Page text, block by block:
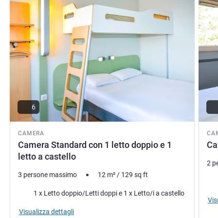
CAMERA
Camera Standard con 1 letto doppio e 1
letto a castello
6
3 persone massimo 12 m²/ 129 sq ft
Biancheria da letto 1 x Letto doppio/Letti doppi e 1 x Letto/i a castello
Visualizza dettagli
2